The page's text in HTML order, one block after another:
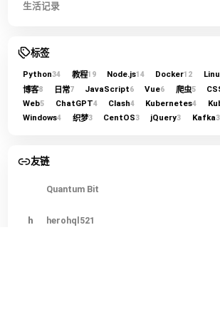
生活记录
标签
Python34 教程19 Node.js14 Docker12
博客8 日常7 JavaScript6 Vue6 爬虫5
Web5 ChatGPT4 Clash4 Kubernetes4
Windows4 织梦3 CentOS3 jQuery3 Kafka3
友链
Quantum Bit
h herohql521